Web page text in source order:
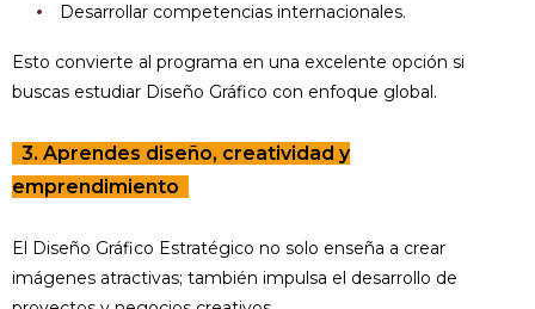
Desarrollar competencias internacionales.
Esto convierte al programa en una excelente opción si
buscas estudiar Diseño Gráfico con enfoque global.
3. Aprendes diseño, creatividad y
emprendimiento
El Diseño Gráfico Estratégico no solo enseña a crear
imágenes atractivas; también impulsa el desarrollo de